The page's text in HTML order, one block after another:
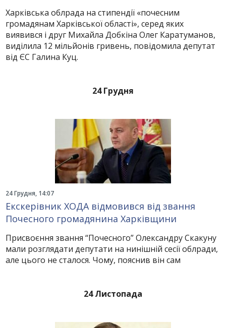
Харківська облрада на стипендії «почесним
громадянам Харківської області», серед яких
виявився і друг Михайла Добкіна Олег Каратуманов,
виділила 12 мільйонів гривень, повідомила депутат
від ЄС Галина Куц.
24 Грудня
24 Грудня, 14:07
Екскерівник ХОДА відмовився від звання
Почесного громадянина Харківщини
Присвоєння звання “Почесного” Олександру Скакуну
мали розглядати депутати на нинішній сесії облради,
але цього не сталося. Чому, пояснив він сам
24 Листопада